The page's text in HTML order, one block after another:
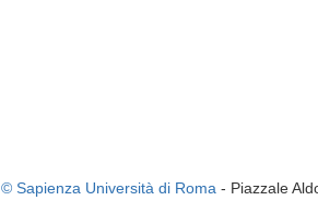
© Sapienza Università di Roma - Piazzale